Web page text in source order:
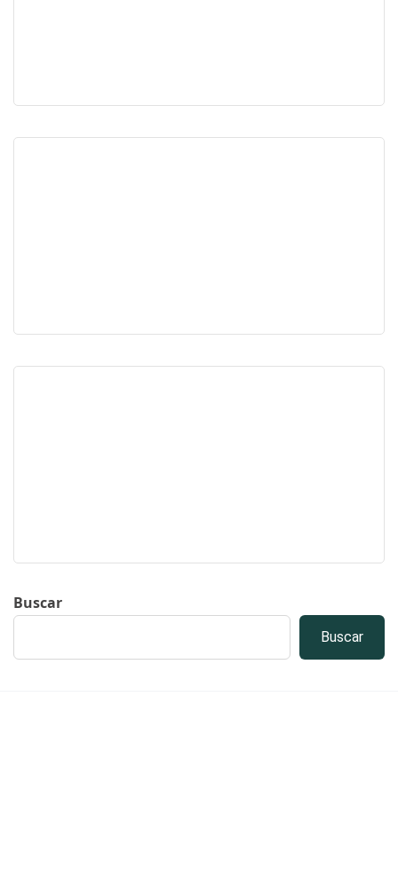
Buscar
Buscar